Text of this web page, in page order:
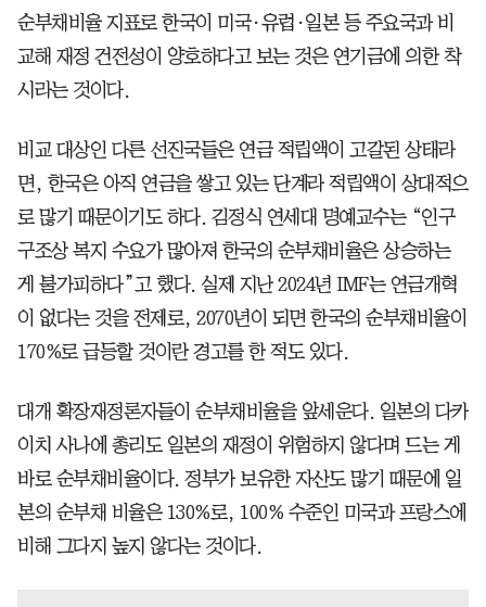
순부채비율 지표로 한국이 미국·유럽·일본 등 주요국과 비
교해 재정 건전성이 양호하다고 보는 것은 연기금에 의한 착
시라는 것이다.
비교 대상인 다른 선진국들은 연금 적립액이 고갈된 상태라
면, 한국은 아직 연금을 쌓고 있는 단계라 적립액이 상대적으
로 많기 때문이기도 하다. 김정식 연세대 명예교수는 “인구
구조상 복지 수요가 많아져 한국의 순부채비율은 상승하는
게 불가피하다”고 했다. 실제 지난 2024년 IMF는 연금개혁
이 없다는 것을 전제로, 2070년이 되면 한국의 순부채비율이
170%로 급등할 것이란 경고를 한 적도 있다.
대개 확장재정론자들이 순부채비율을 앞세운다. 일본의 다카
이치 사나에 총리도 일본의 재정이 위험하지 않다며 드는 게
바로 순부채비율이다. 정부가 보유한 자산도 많기 때문에 일
본의 순부채 비율은 130%로, 100% 수준인 미국과 프랑스에
비해 그다지 높지 않다는 것이다.